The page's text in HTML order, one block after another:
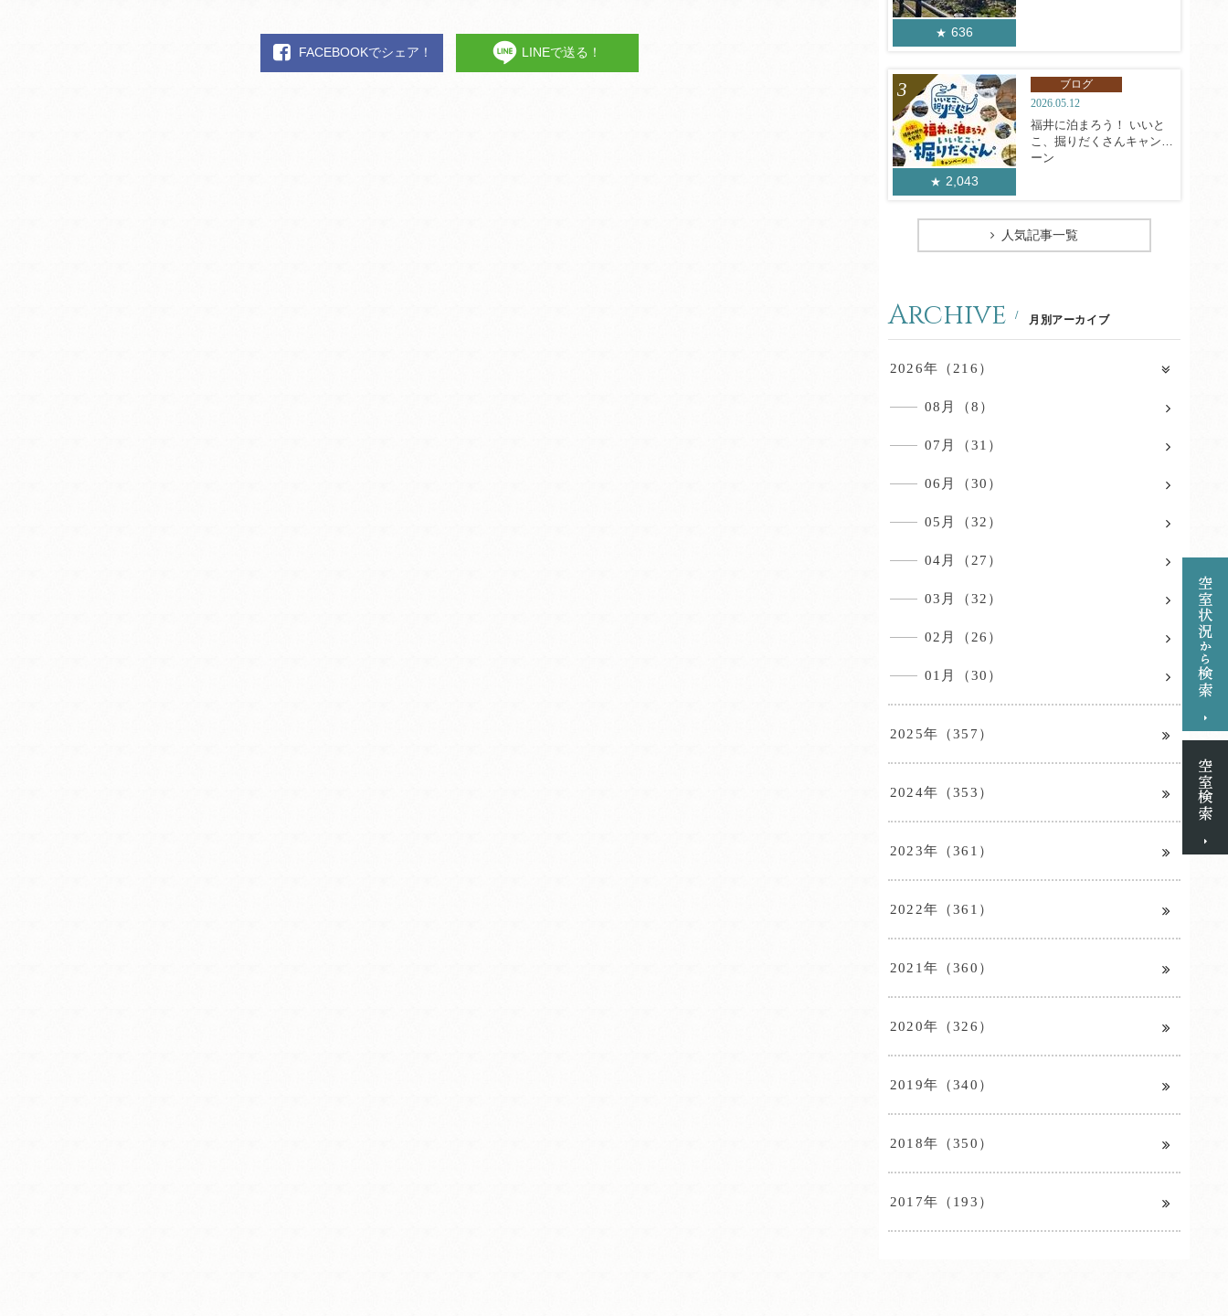
FACEBOOKでシェア！ LINEで送る！
636
2,043
ブログ
2026.05.12
福井に泊まろう！ いいと
こ、掘りだくさんキャンペ
ーン
人気記事一覧
Archive 月別アーカイブ
2026年（216）
08月（8）
07月（31）
06月（30）
05月（32）
04月（27）
03月（32）
02月（26）
01月（30）
2025年（357）
2024年（353）
2023年（361）
2022年（361）
2021年（360）
2020年（326）
2019年（340）
2018年（350）
2017年（193）